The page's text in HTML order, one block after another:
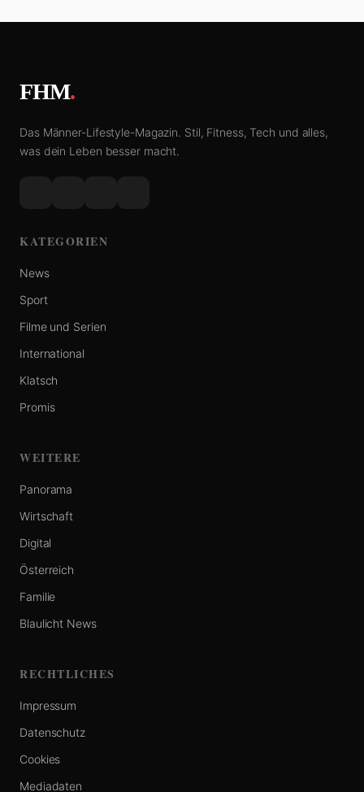
FHM.
Das Männer-Lifestyle-Magazin. Stil, Fitness, Tech und alles,
was dein Leben besser macht.
KATEGORIEN
News
Sport
Filme und Serien
International
Klatsch
Promis
WEITERE
Panorama
Wirtschaft
Digital
Österreich
Familie
Blaulicht News
RECHTLICHES
Impressum
Datenschutz
Cookies
Mediadaten